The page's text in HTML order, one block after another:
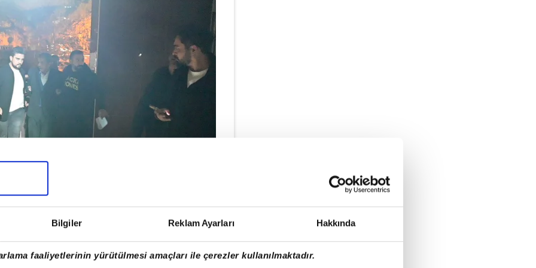
Bilgiler Reklam Ayarları Hakkında
faaliyetlerinin yürütülmesi amaçları ile çerezler kullanılmaktadır.
Ereli, Bahşili ilçesinde suç aleti ile
şüphelinin emniyetteki işlemleri